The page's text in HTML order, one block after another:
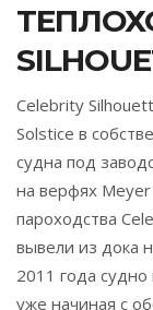
Celebrity
Solstice в
судна под
на верфях
пароходства
вывели из дока
2011 года судно
уже начиная с